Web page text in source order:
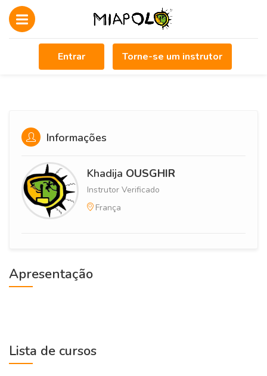
Entrar Torne-se um instrutor
Informações
Khadija OUSGHIR
Instrutor Verificado
França
Apresentação
Lista de cursos